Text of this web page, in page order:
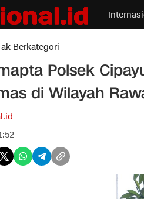
Berkategori
Polsek
di Wilayah